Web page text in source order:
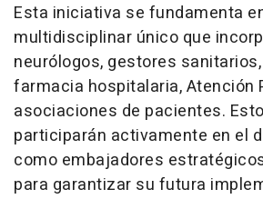
Esta iniciativa se fundamenta
multidisciplinar único que
neurólogos, gestores
farmacia hospitalaria, Atención
asociaciones de pacientes.
participarán activamente en el
como embajadores
para garantizar su futura